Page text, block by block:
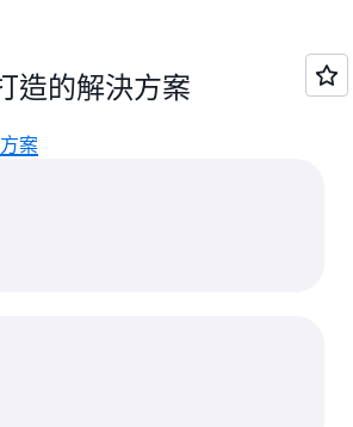
，以及新創公司營運長等職務。
造的解決方案
案